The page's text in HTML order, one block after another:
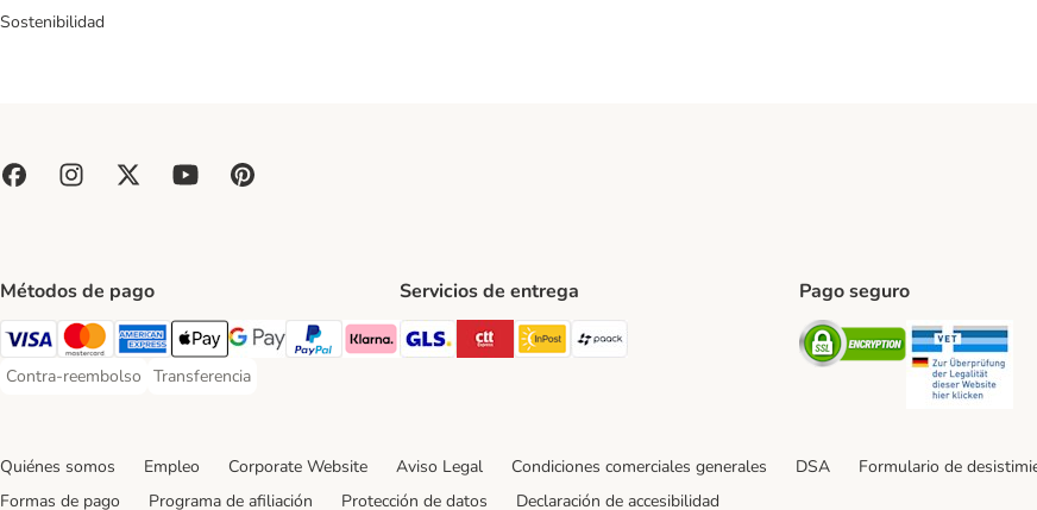
Sostenibilidad
Métodos de pago
Visa Payment Method
Mastercard Payment Method
American Express Payment Method
Apple Pay Payment Method
Google Pay Payment Method
PayPal Payment Method
Klarna Payment Method
Contra-reembolso
Contra-reembolso Payment Method
Transferencia
Transferencia Payment Method
Servicios de entrega
GLS Shipping Method
CTTExpress Shipping Method
InPost Shipping Method
paack Shipping Method
Pago seguro
Security
Quiénes somos Empleo Corporate Website Aviso Legal Condiciones comerciales generales DSA Formulario de
Formas de pago
Programa de afiliación Protección de datos Declaración de accesibilidad